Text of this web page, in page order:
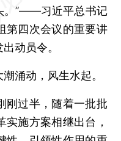
。”——习近平总书记
第四次会议的重要讲
动员令。
涌动，风生水起。
过半，随着一批批
施方案相继出台，